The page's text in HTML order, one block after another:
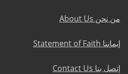
من نحن About Us
إيماننا Statement of Faith
إتصل بنا Contact Us